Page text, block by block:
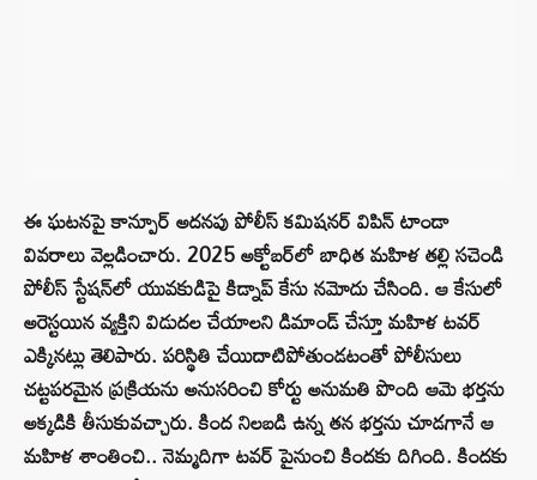
ఈ ఘటనపై కాన్పూర్ అదనపు పోలీస్ కమిషనర్ విపిన్ టాండా
వివరాలు వెల్లడించారు. 2025 అక్టోబర్‌లో బాధిత మహిళ తల్లి సచెండి
పోలీస్ స్టేషన్‌లో యువకుడిపై కిడ్నాప్ కేసు నమోదు చేసింది. ఆ కేసులో
అరెస్టయిన వ్యక్తిని విడుదల చేయాలని డిమాండ్ చేస్తూ మహిళ టవర్
ఎక్కినట్లు తెలిపారు. పరిస్థితి చేయిదాటిపోతుండటంతో పోలీసులు
చట్టపరమైన ప్రక్రియను అనుసరించి కోర్టు అనుమతి పొంది ఆమె భర్తను
అక్కడికి తీసుకువచ్చారు. కింద నిలబడి ఉన్న తన భర్తను చూడగానే ఆ
మహిళ శాంతించి.. నెమ్మదిగా టవర్ పైనుంచి కిందకు దిగింది. కిందకు